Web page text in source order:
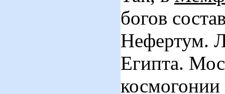
богов
Нефертум.
Египта.
космогонии